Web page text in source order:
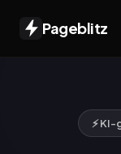
Pageblitz
⚡